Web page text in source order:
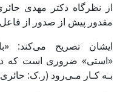
از نظرگاه دکتر مهدی
مقدور پیش از صدور از
ایشان تصریح می‌کند:
«استی» ضروری است که
بـه کـار مـی‌رود (ر.ک: حائری یزدی، 1384،